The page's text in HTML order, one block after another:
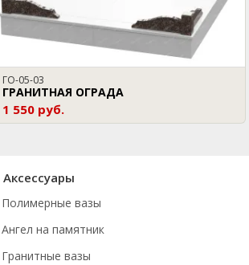
ГО-05-03
ГРАНИТНАЯ ОГРАДА
1 550 руб.
Аксессуары
Полимерные вазы
Ангел на памятник
Гранитные вазы